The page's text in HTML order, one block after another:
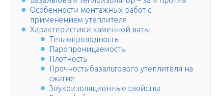
Особенности монтажных работ с
применением утеплителя
Характеристики каменной ваты
Теплопроводность
Паропроницаемость
Плотность
Прочность базальтового утеплителя на
сжатие
Звукоизоляционные свойства